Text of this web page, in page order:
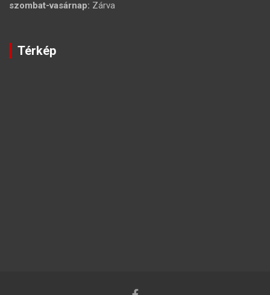
szombat-vasárnap: Zárva
Térkép